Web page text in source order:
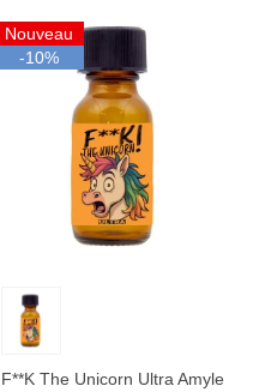
Nouveau
-10%
F**k The Unicorn Ultra Amyle